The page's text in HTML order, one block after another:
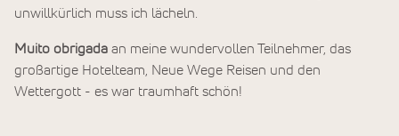
unwillkürlich muss ich lächeln.
Muito obrigada an meine wundervollen Teilnehmer, das
großartige Hotelteam, Neue Wege Reisen und den
Wettergott - es war traumhaft schön!